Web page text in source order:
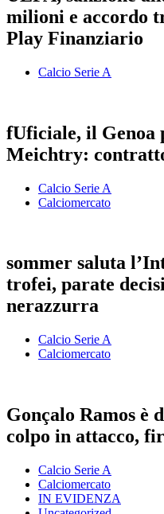
milioni e accordo
Play Finanziario
Calcio Serie A
fUficiale, il Genoa
Meichtry:
Calcio Serie A
Calciomercato
sommer saluta
trofei, parate
nerazzurra
Calcio Serie A
Calciomercato
Gonçalo Ramos
colpo in attacco,
Calcio Serie A
Calciomercato
IN EVIDENZA